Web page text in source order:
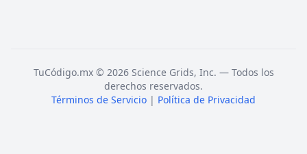
TuCódigo.mx © 2026 Science Grids, Inc. — Todos los
derechos reservados.
Términos de Servicio | Política de Privacidad